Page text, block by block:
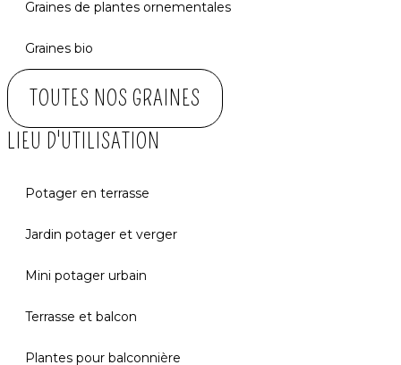
Graines de plantes ornementales
Graines bio
TOUTES NOS GRAINES
LIEU D'UTILISATION
Potager en terrasse
Jardin potager et verger
Mini potager urbain
Terrasse et balcon
Plantes pour balconnière